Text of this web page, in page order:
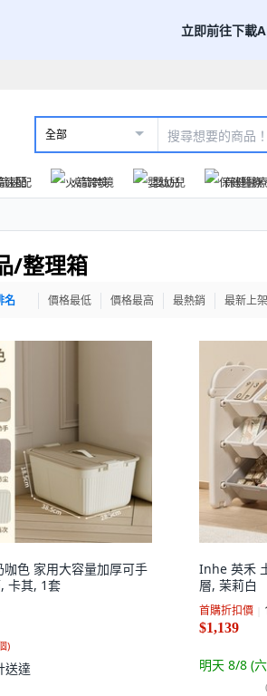
立即前往下載
全部
速配 火箭跨境 嬰幼兒 保健醫療
/整理箱
名 價格最低 價格最高 最熱銷 最新上架
咖色 家用大容量加厚可手
卡其, 1套
)
送達
Inhe 英禾
層, 茉莉白
首購折扣價
$1,139
明天 8/8 (
(